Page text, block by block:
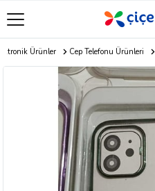
Ürünler Cep Telefonu Ürünleri